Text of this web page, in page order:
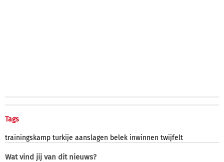
Tags
trainingskamp turkije aanslagen belek inwinnen twijfelt
Wat vind jij van dit nieuws?